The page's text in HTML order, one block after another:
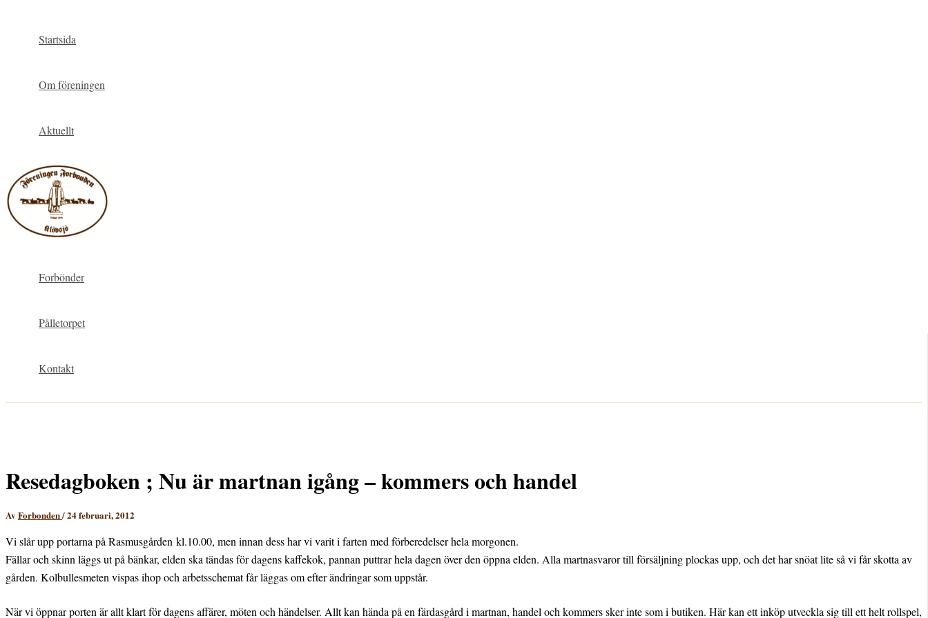
innehåll
Startsida
Om föreningen
Aktuellt
Forbönder
Pålletorpet
Kontakt
Resedagboken ; Nu är martnan igång – kommers och handel
AvForbonden/24 februari, 2012
Vi slår upp portarna på Rasmusgården kl.10.00, men innan dess har vi varit i farten med förberedelser hela morgonen.
Fällar och skinn läggs ut på bänkar, elden ska tändas för dagens kaffekok, pannan puttrar hela dagen över den öppna elden. Alla martnasvaror till försäljning plockas upp, och det har snöat lite så vi får skotta av
gården. Kolbullesmeten vispas ihop och arbetsschemat får läggas om efter ändringar som uppstår.
När vi öppnar porten är allt klart för dagens affärer, möten och händelser. Allt kan hända på en färdasgård i martnan, handel och kommers sker inte som i butiken. Här kan ett inköp utveckla sig till ett helt rollspel,